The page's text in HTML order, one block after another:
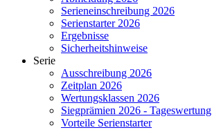
Serieneinschreibung 2026
Serienstarter 2026
Ergebnisse
Sicherheitshinweise
Serie
Ausschreibung 2026
Zeitplan 2026
Wertungsklassen 2026
Siegprämien 2026 - Tageswertung
Vorteile Serienstarter